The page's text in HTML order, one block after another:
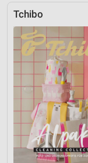
Tchibo
Verwendung von
personalisierter
Erstellung von
von Inhalten
Verwendung von
personalisierter
Messung der
Messung der